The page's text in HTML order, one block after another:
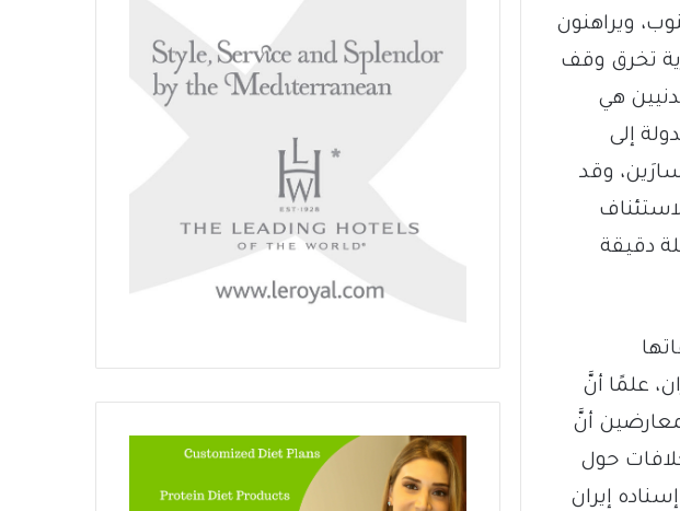
ويراهنون
تخرق وقف
هي
إلى
وقد
دقيقة
علمًا أنَّ
أنَّ
حول
إيران